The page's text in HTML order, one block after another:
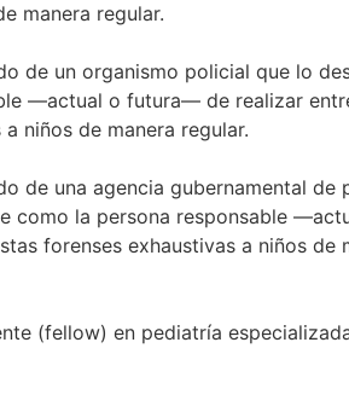
manera regular.
de un organismo policial que lo
—actual o futura— de realizar
niños de manera regular.
de una agencia gubernamental de
como la persona responsable
forenses exhaustivas a niños de
(fellow) en pediatría